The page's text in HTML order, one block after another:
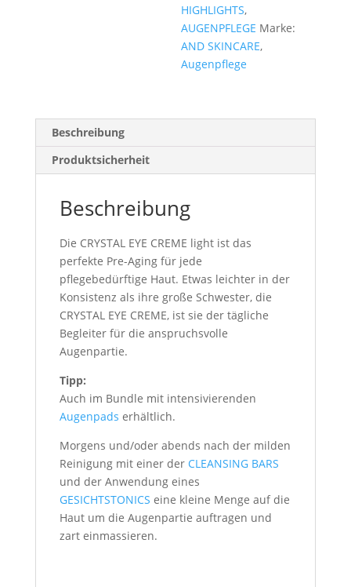
HIGHLIGHTS,
AUGENPFLEGE Marke:
AND SKINCARE,
Augenpflege
Beschreibung
Produktsicherheit
Beschreibung
Die CRYSTAL EYE CREME light ist das
perfekte Pre-Aging für jede
pflegebedürftige Haut. Etwas leichter in der
Konsistenz als ihre große Schwester, die
CRYSTAL EYE CREME, ist sie der tägliche
Begleiter für die anspruchsvolle
Augenpartie.
Tipp:
Auch im Bundle mit intensivierenden
Augenpads erhältlich.
Morgens und/oder abends nach der milden
Reinigung mit einer der CLEANSING BARS
und der Anwendung eines
GESICHTSTONICS eine kleine Menge auf die
Haut um die Augenpartie auftragen und
zart einmassieren.